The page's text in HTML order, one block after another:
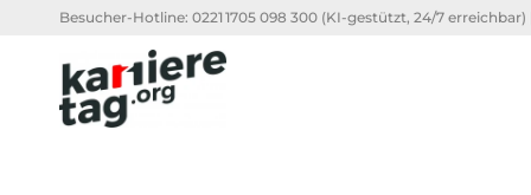
Besucher-Hotline: 0221 1705 098 300 (KI-gestützt, 24/7 erreichbar)